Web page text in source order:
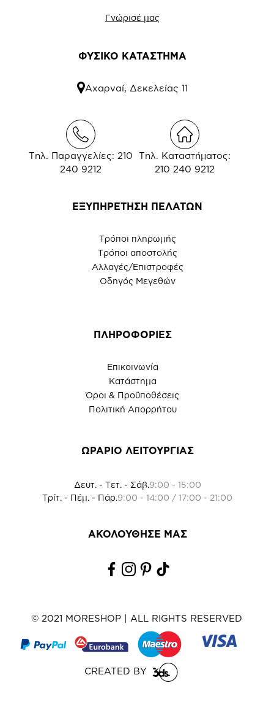
Γνώρισέ μας
ΦΥΣΙΚΟ ΚΑΤΑΣΤΗΜΑ
Αχαρναί, Δεκελείας 11
Τηλ. Παραγγελίες: 210
240 9212
Τηλ. Καταστήματος:
210 240 9212
ΕΞΥΠΗΡΕΤΗΣΗ ΠΕΛΑΤΩΝ
Τρόποι πληρωμής
Τρόποι αποστολής
Αλλαγές/Επιστροφές
Οδηγός Μεγεθών
ΠΛΗΡΟΦΟΡΙΕΣ
Επικοινωνία
Κατάστημα
Όροι & Προϋποθέσεις
Πολιτική Απορρήτου
ΩΡΑΡΙΟ ΛΕΙΤΟΥΡΓΙΑΣ
Δευτ. - Τετ. - Σάβ. 9:00 - 15:00
Τρίτ. - Πέμ. - Πάρ. 9:00 - 14:00 / 17:00 - 21:00
ΑΚΟΛΟΥΘΗΣΕ ΜΑΣ
© 2021 MORESHOP | ALL RIGHTS RESERVED
CREATED BY